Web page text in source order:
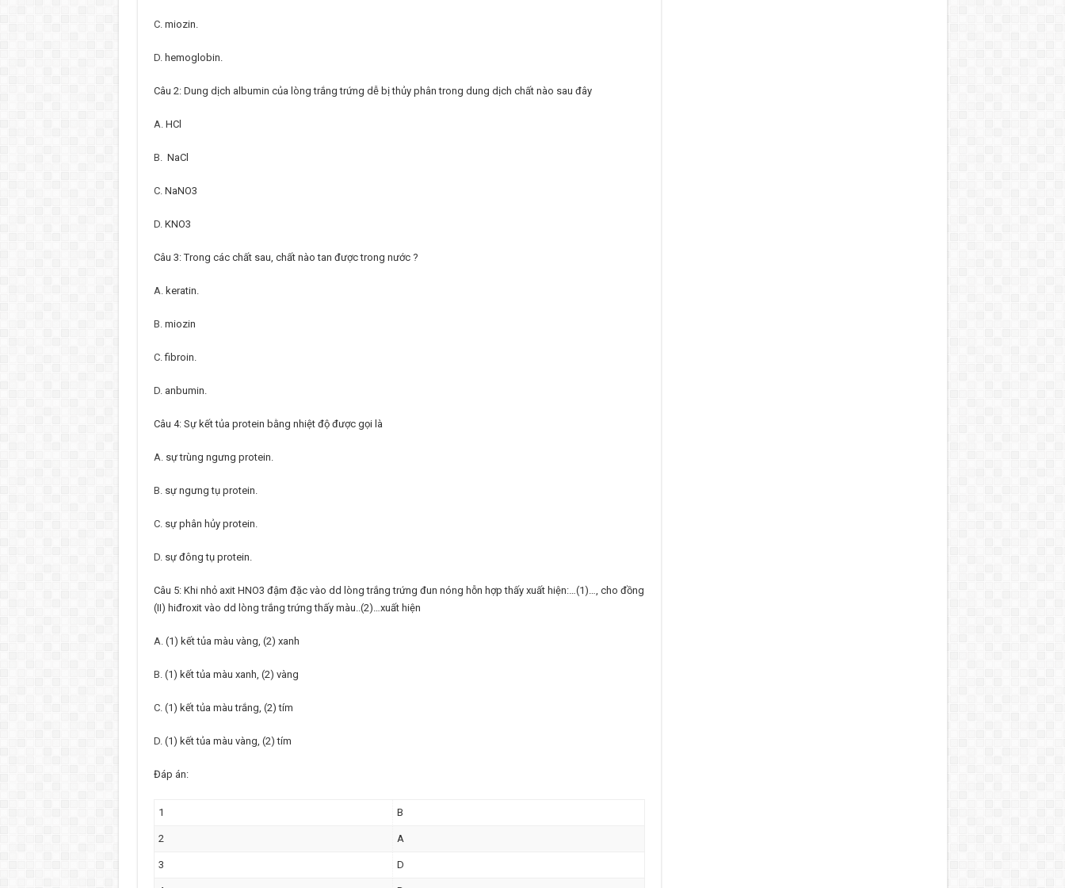
C. miozin.
D. hemoglobin.
Câu 2: Dung dịch albumin của lòng trắng trứng dễ bị thủy phân trong dung dịch chất nào sau đây
A. HCl
B. NaCl
C. NaNO3
D. KNO3
Câu 3: Trong các chất sau, chất nào tan được trong nước ?
A. keratin.
B. miozin
C.fibroin.
D. anbumin.
Câu 4: Sự kết tủa protein bằng nhiệt độ được gọi là
A. sự trùng ngưng protein.
B. sự ngưng tụ protein.
C. sự phân hủy protein.
D. sự đông tụ protein.
Câu 5: Khi nhỏ axit HNO3 đậm đặc vào dd lòng trắng trứng đun nóng hỗn hợp thấy xuất hiện:…(1)…, cho đồng
(II) hiđroxit vào dd lòng trắng trứng thấy màu..(2)…xuất hiện
A. (1) kết tủa màu vàng, (2) xanh
B. (1) kết tủa màu xanh, (2) vàng
C. (1) kết tủa màu trắng, (2) tím
D. (1) kết tủa màu vàng, (2) tím
Đáp án:
1 B
2 A
3 D